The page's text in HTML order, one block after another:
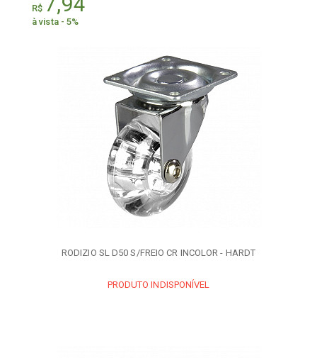
R$
à vista - 5%
RODIZIO SL D50 S/FREIO CR INCOLOR - HARDT
PRODUTO INDISPONÍVEL